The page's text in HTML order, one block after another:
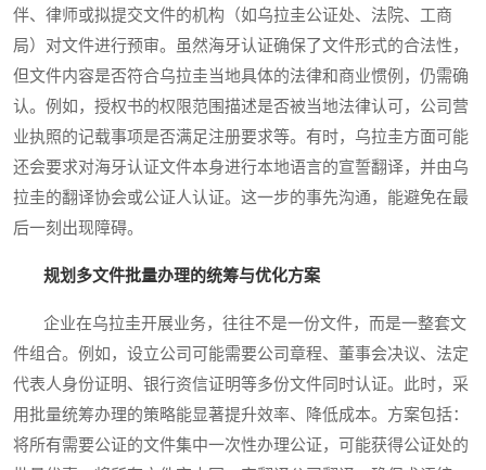
伴、律师或拟提交文件的机构（如乌拉圭公证处、法院、工商
局）对文件进行预审。虽然海牙认证确保了文件形式的合法性，
但文件内容是否符合乌拉圭当地具体的法律和商业惯例，仍需确
认。例如，授权书的权限范围描述是否被当地法律认可，公司营
业执照的记载事项是否满足注册要求等。有时，乌拉圭方面可能
还会要求对海牙认证文件本身进行本地语言的宣誓翻译，并由乌
拉圭的翻译协会或公证人认证。这一步的事先沟通，能避免在最
后一刻出现障碍。
规划多文件批量办理的统筹与优化方案
企业在乌拉圭开展业务，往往不是一份文件，而是一整套文
件组合。例如，设立公司可能需要公司章程、董事会决议、法定
代表人身份证明、银行资信证明等多份文件同时认证。此时，采
用批量统筹办理的策略能显著提升效率、降低成本。方案包括：
将所有需要公证的文件集中一次性办理公证，可能获得公证处的